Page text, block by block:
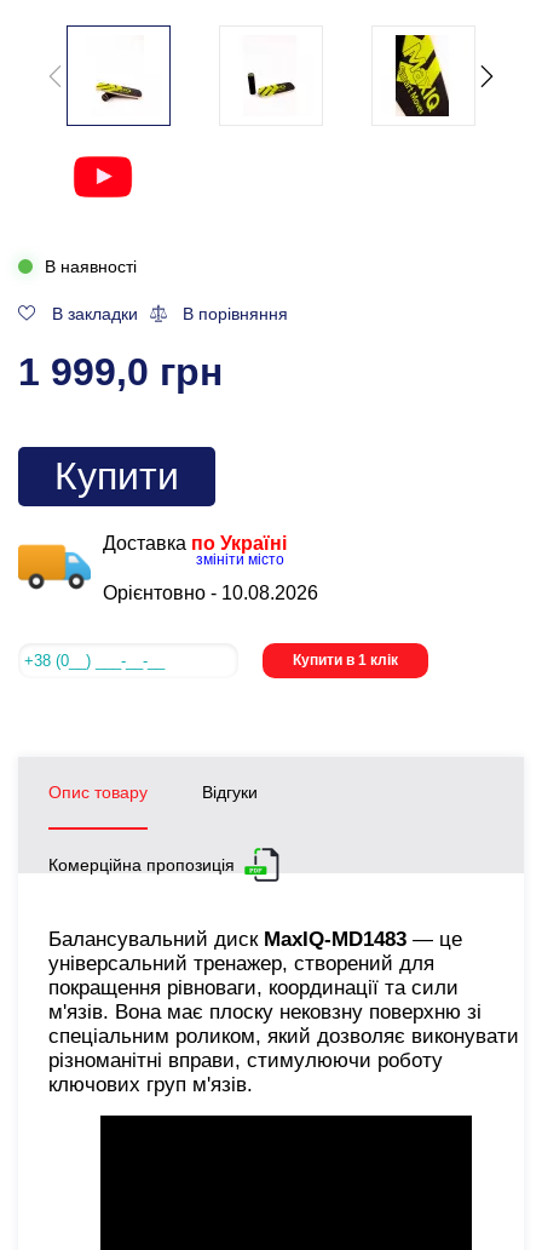
В наявності
В закладки В порівняння
1 999,0 грн
Купити
Доставка по Україні
змініти місто
Орієнтовно - 10.08.2026
Купити в 1 клік
Опис товару Відгуки
Комерційна пропозиція
Балансувальний диск MaxIQ-MD1483 — це
універсальний тренажер, створений для
покращення рівноваги, координації та сили
м'язів. Вона має плоску нековзну поверхню зі
спеціальним роликом, який дозволяє виконувати
різноманітні вправи, стимулюючи роботу
ключових груп м'язів.